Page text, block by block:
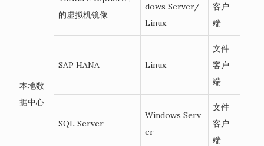
本地数
据中心
的虚拟机镜像
dows Server/
Linux
客户
端
SAP HANA Linux
文件
客户
端
SQL Server
Windows Serv
er
文件
客户
端